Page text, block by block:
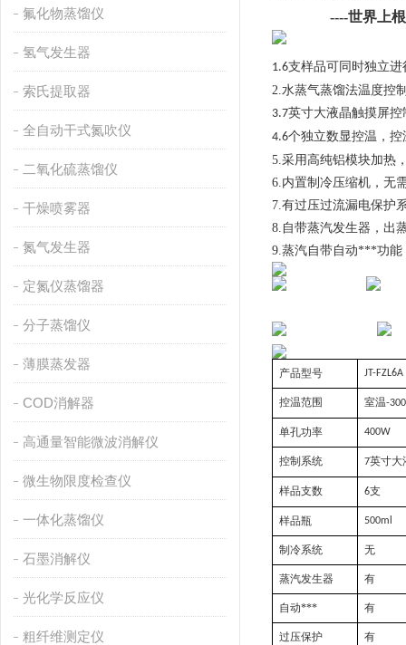
氟化物蒸馏仪
氢气发生器
索氏提取器
全自动干式氮吹仪
二氧化硫蒸馏仪
干燥喷雾器
氮气发生器
定氮仪蒸馏器
分子蒸馏仪
薄膜蒸发器
COD消解器
高通量智能微波消解仪
微生物限度检查仪
一体化蒸馏仪
石墨消解仪
光化学反应仪
粗纤维测定仪
----世界上
1.6支样品可同时独立进
2.水蒸气蒸馏法温度控
3.7英寸大液晶触摸屏控
4.6个独立数显控温，控
5.采用高纯铝模块加热
6.内置制冷压缩机，无
7.有过压过流漏电保护
8.自带蒸汽发生器，出
9.蒸汽自带自动***功能
产品型号 JT-FZL6A
控温范围 室温-300
单孔功率 400W
控制系统 7英寸大
样品支数 6支
样品瓶 500ml
制冷系统 无
蒸汽发生器 有
自动*** 有
过压保护 有